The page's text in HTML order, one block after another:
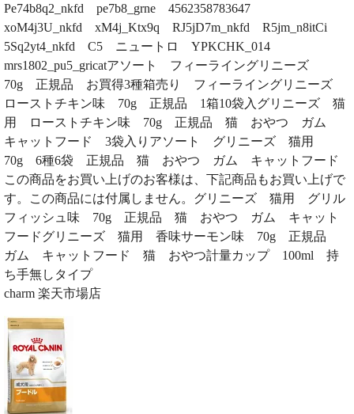
Pe74b8q2_nkfd pe7b8_grne 4562358783647
xoM4j3U_nkfd xM4j_Ktx9q RJ5jD7m_nkfd R5jm_n8itCi
5Sq2yt4_nkfd C5 ニュートロ YPKCHK_014
mrs1802_pu5_gricatアソート フィーライングリニーズ
70g 正規品 お買得3種箱売り フィーライングリニーズ
ローストチキン味 70g 正規品 1箱10袋入グリニーズ 猫
用 ローストチキン味 70g 正規品 猫 おやつ ガム
キャットフード 3袋入りアソート グリニーズ 猫用
70g 6種6袋 正規品 猫 おやつ ガム キャットフード
この商品をお買い上げのお客様は、下記商品もお買い上げで
す。この商品には付属しません。グリニーズ 猫用 グリル
フィッシュ味 70g 正規品 猫 おやつ ガム キャット
フードグリニーズ 猫用 香味サーモン味 70g 正規品
ガム キャットフード 猫 おやつ計量カップ 100ml 持
ち手無しタイプ
charm 楽天市場店